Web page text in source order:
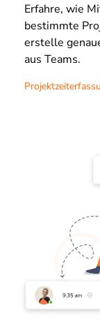
Erfahre, wie
bestimmte
erstelle
aus Teams.